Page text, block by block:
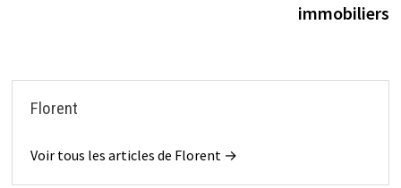
immobiliers
Florent
Voir tous les articles de Florent →